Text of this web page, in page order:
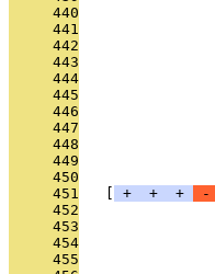
     440
     441
     442
     443
     444
     445
     446
     447
     448
     449
     450
     451
+ + + -
     452
     453
     454
     455